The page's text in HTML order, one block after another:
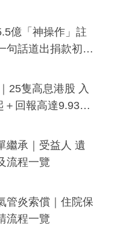
億「神操作」註
句話道出捐款初
騙手段
25隻高息港股 入
＋回報高達9.93
繼承｜受益人 遺
流程一覽
管炎索償｜住院保
流程一覽